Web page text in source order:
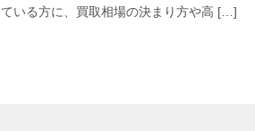
いる方に、買取相場の決まり方や高 […]